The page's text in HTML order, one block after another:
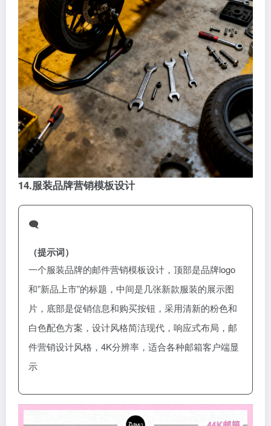
14.服装品牌营销模板设计
🗨️
（提示词）
一个服装品牌的邮件营销模板设计，顶部是品牌logo
和”新品上市”的标题，中间是几张新款服装的展示图
片，底部是促销信息和购买按钮，采用清新的粉色和
白色配色方案，设计风格简洁现代，响应式布局，邮
件营销设计风格，4K分辨率，适合各种邮箱客户端显
示